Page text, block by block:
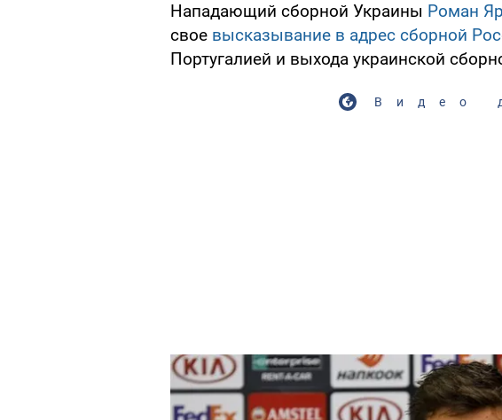
Нападающий сборной Украины Роман
свое высказывание в адрес сборной
Португалией и выхода украинской
Видео